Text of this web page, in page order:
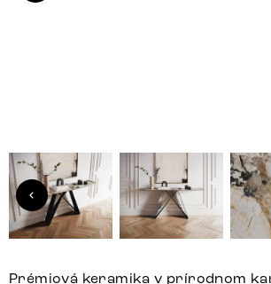
Prémiová keramika v prírodnom